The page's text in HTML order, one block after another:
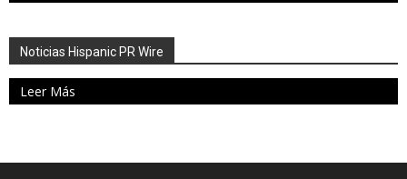
Noticias Hispanic PR Wire
Leer Más